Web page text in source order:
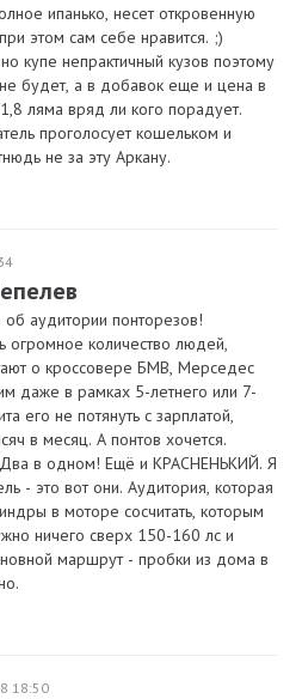
несет откровенную
этом сам себе нравится. ;)
купе непрактичный кузов поэтому
будет, а в добавок еще и цена в
ляма вряд ли кого порадует.
проголосует кошельком и
не за эту Аркану.
аудитории понторезов!
огромное количество людей,
о кроссовере БМВ, Мерседес
даже в рамках 5-летнего или 7-
его не потянуть с зарплатой,
в месяц. А понтов хочется.
в одном! Ещё и КРАСНЕНЬКИЙ. Я
- это вот они. Аудитория, которая
в моторе сосчитать, которым
ничего сверх 150-160 лс и
маршрут - пробки из дома в
18:50